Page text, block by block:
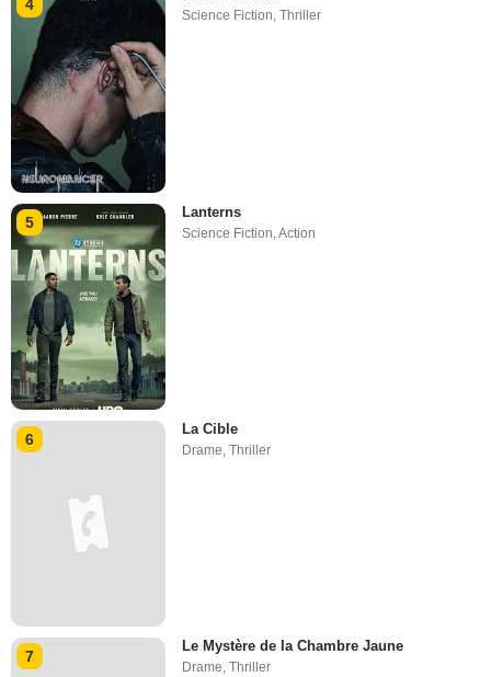
4
Science Fiction,Thriller
5
Lanterns
Science Fiction ,Action
6
La Cible
Drame,Thriller
7
Le Mystère de la Chambre Jaune
Drame,Thriller